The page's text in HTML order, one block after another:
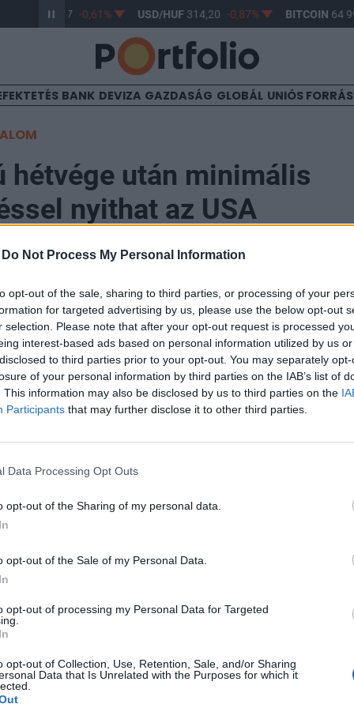
Do Not Process My Personal Information
opt-out of the sale, sharing to third parties, or processing of your
for targeted advertising by us, please use the below opt-out
selection. Please note that after your opt-out request is processed
interest-based ads based on personal information utilized by us
to third parties prior to your opt-out. You may separately
of your personal information by third parties on the IAB’s list of
This information may also be disclosed by us to third parties on the
Participants that may further disclose it to other third parties.
Data Processing Opt Outs
opt-out of the Sharing of my personal data.
opt-out of the Sale of my Personal Data.
opt-out of processing my Personal Data for Targeted
opt-out of Collection, Use, Retention, Sale, and/or Sharing
Data that Is Unrelated with the Purposes for which it
363,17 -0,61% USD/HUF 314,20 -0,87% BITCOIN64
BANK DEVIZA GAZDASÁG GLOBÁL UNIÓS
hétvége után minimális
nyithat az USA
az amerikai piacokon, azt követően, hogy
ünnepe miatt zárva tartottak. Az irányadó
mértékű esést könyvelhetnek el a nyitás előtti
követett építőipari kiadások alakulását és a
négy órakor publikálják az Egyesült Államokban.
mértéke 0,4 százalék volt. Az augusztusi
portfolio.hu hírarchívumához tartozik, melynek olvasása
tartalmazza:
cikkarchívum